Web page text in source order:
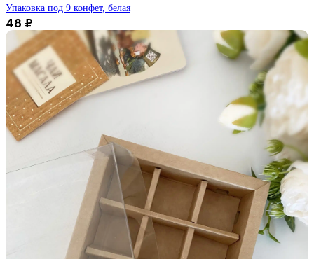
Упаковка под 9 конфет, белая
48 ₽